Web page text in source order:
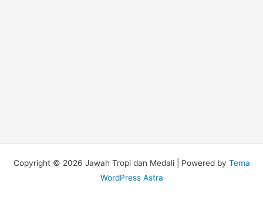
Copyright © 2026 Jawah Tropi dan Medali | Powered by Tema
WordPress Astra